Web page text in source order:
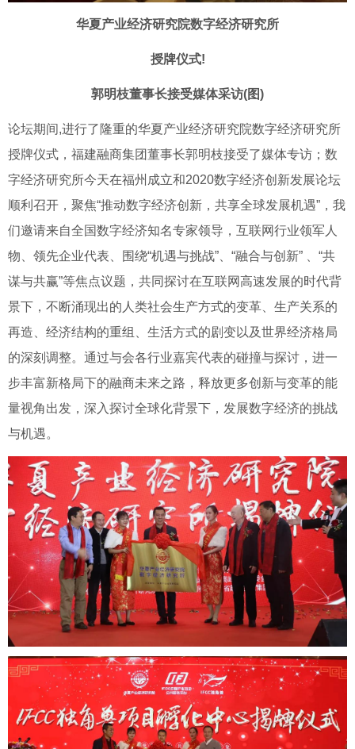
华夏产业经济研究院数字经济研究所
授牌仪式!
郭明枝董事长接受媒体采访(图)
论坛期间,进行了隆重的华夏产业经济研究院数字经济研究所
授牌仪式，福建融商集团董事长郭明枝接受了媒体专访；数
字经济研究所今天在福州成立和2020数字经济创新发展论坛
顺利召开，聚焦“推动数字经济创新，共享全球发展机遇”，我
们邀请来自全国数字经济知名专家领导，互联网行业领军人
物、领先企业代表、围绕“机遇与挑战”、“融合与创新” 、“共
谋与共赢”等焦点议题，共同探讨在互联网高速发展的时代背
景下，不断涌现出的人类社会生产方式的变革、生产关系的
再造、经济结构的重组、生活方式的剧变以及世界经济格局
的深刻调整。通过与会各行业嘉宾代表的碰撞与探讨，进一
步丰富新格局下的融商未来之路，释放更多创新与变革的能
量视角出发，深入探讨全球化背景下，发展数字经济的挑战
与机遇。